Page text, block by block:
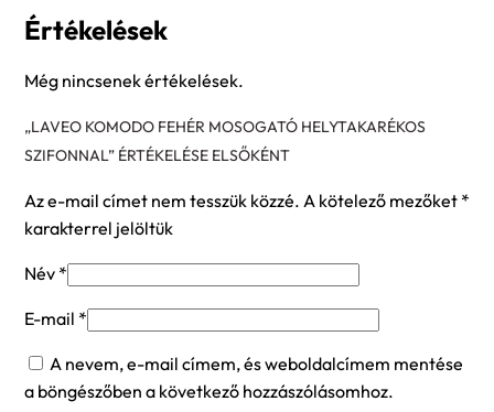
Értékelések
Még nincsenek értékelések.
„LAVEO KOMODO FEHÉR MOSOGATÓ HELYTAKARÉKOS
SZIFONNAL” ÉRTÉKELÉSE ELSŐKÉNT
Az e-mail címet nem tesszük közzé. A kötelező mezőket *
karakterrel jelöltük
Név *
E-mail *
A nevem, e-mail címem, és weboldalcímem mentése
a böngészőben a következő hozzászólásomhoz.